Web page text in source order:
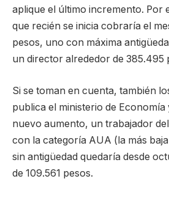
aplique el último incremento. Por
que recién se inicia cobraría el
pesos, uno con máxima
un director alrededor de 385.495
Si se toman en cuenta, también
publica el ministerio de Economía
nuevo aumento, un trabajador
con la categoría AUA (la más
sin antigüedad quedaría desde
de 109.561 pesos.